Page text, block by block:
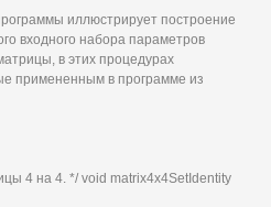
иллюстрирует построение
входного набора параметров
в этих процедурах
примененным в программе из
4 на 4. */ void matrix4x4SetIdentity